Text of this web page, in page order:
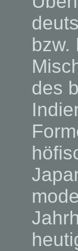
bzw.
des